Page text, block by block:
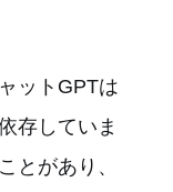
ットGPTは
存していま
とがあり、